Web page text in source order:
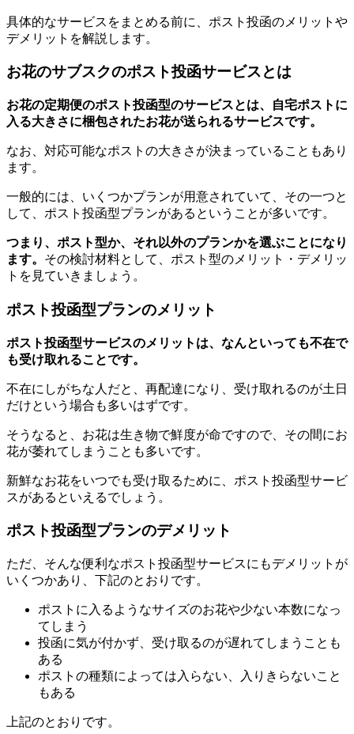
具体的なサービスをまとめる前に、ポスト投函のメリットや
デメリットを解説します。
お花のサブスクのポスト投函サービスとは
お花の定期便のポスト投函型のサービスとは、自宅ポストに
入る大きさに梱包されたお花が送られるサービスです。
なお、対応可能なポストの大きさが決まっていることもあり
ます。
一般的には、いくつかプランが用意されていて、その一つと
して、ポスト投函型プランがあるということが多いです。
つまり、ポスト型か、それ以外のプランかを選ぶことになり
ます。 その検討材料として、ポスト型のメリット・デメリッ
トを見ていきましょう。
ポスト投函型プランのメリット
ポスト投函型サービスのメリットは、なんといっても不在で
も受け取れることです。
不在にしがちな人だと、再配達になり、受け取れるのが土日
だけという場合も多いはずです。
そうなると、お花は生き物で鮮度が命ですので、その間にお
花が萎れてしまうことも多いです。
新鮮なお花をいつでも受け取るために、ポスト投函型サービ
スがあるといえるでしょう。
ポスト投函型プランのデメリット
ただ、そんな便利なポスト投函型サービスにもデメリットが
いくつかあり、下記のとおりです。
ポストに入るようなサイズのお花や少ない本数になっ
てしまう
投函に気が付かず、受け取るのが遅れてしまうことも
ある
ポストの種類によっては入らない、入りきらないこと
もある
上記のとおりです。